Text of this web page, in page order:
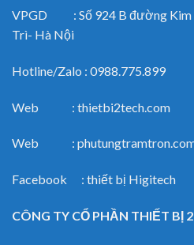
VPGD : Số 924 B đường Kim
Trì- Hà Nội
Hotline/Zalo : 0988.775.899
Web : thietbi2tech.com
Web :
Facebook : thiết bị Higitech
CÔNG TY CỔ PHẦN THIẾT BỊ